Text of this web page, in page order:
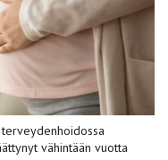
vähintään vuotta